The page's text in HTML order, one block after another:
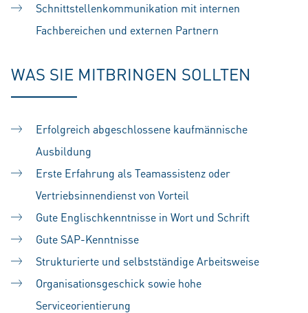
Schnittstellenkommunikation mit internen
Fachbereichen und externen Partnern
WAS SIE MITBRINGEN SOLLTEN
Erfolgreich abgeschlossene kaufmännische
Ausbildung
Erste Erfahrung als Teamassistenz oder
Vertriebsinnendienst von Vorteil
Gute Englischkenntnisse in Wort und Schrift
Gute SAP-Kenntnisse
Strukturierte und selbstständige Arbeitsweise
Organisationsgeschick sowie hohe
Serviceorientierung